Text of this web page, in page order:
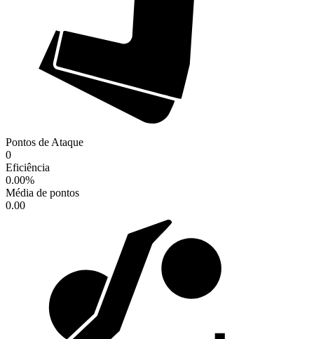
Pontos de Ataque
0
Eficiência
0.00%
Média de pontos
0.00